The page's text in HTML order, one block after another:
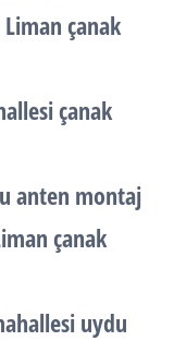
çanak
çanak
anten montaj
çanak
uydu